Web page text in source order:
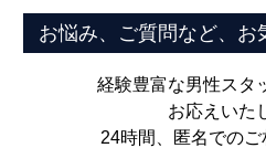
お悩み、ご質問など、お
経験豊富な男性スタ
お応えいた
24時間、匿名でのご